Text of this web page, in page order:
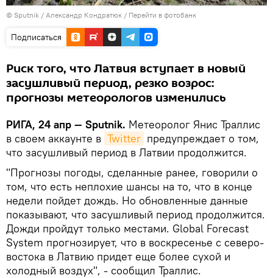
© Sputnik / Александр Кондратюк / Перейти в фотобанк
Подписаться
Риск того, что Латвия вступает в новый
засушливый период, резко возрос:
прогнозы метеорологов изменились
РИГА, 24 апр — Sputnik. Метеоролог Янис Траллис
в своем аккаунте в Twitter предупреждает о том,
что засушливый период в Латвии продолжится.
"Прогнозы погоды, сделанные ранее, говорили о
том, что есть неплохие шансы на то, что в конце
недели пойдет дождь. Но обновленные данные
показывают, что засушливый период продолжится.
Дожди пройдут только местами. Global Forecast
System прогнозирует, что в воскресенье с северо-
востока в Латвию придет еще более сухой и
холодный воздух", - сообщил Траллис.